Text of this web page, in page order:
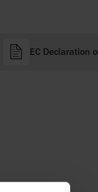
EC Declaration